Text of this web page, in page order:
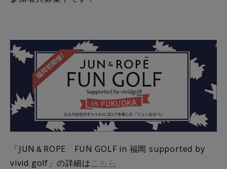
「JUN＆ROPE FUN GOLF in 福岡 supported by
vivid golf」の詳細はこちら